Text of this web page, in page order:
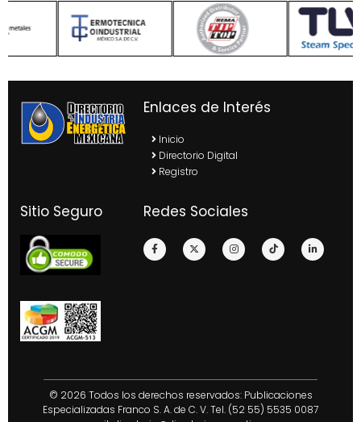
Enlaces de Interés
Inicio
Directorio Digital
Registro
Sitio Seguro Redes Sociales
© 2026 Todos los derechos reservados: Publicaciones
Especializadas Franco S. A. de C. V. Tel. (52 55) 5535 0087